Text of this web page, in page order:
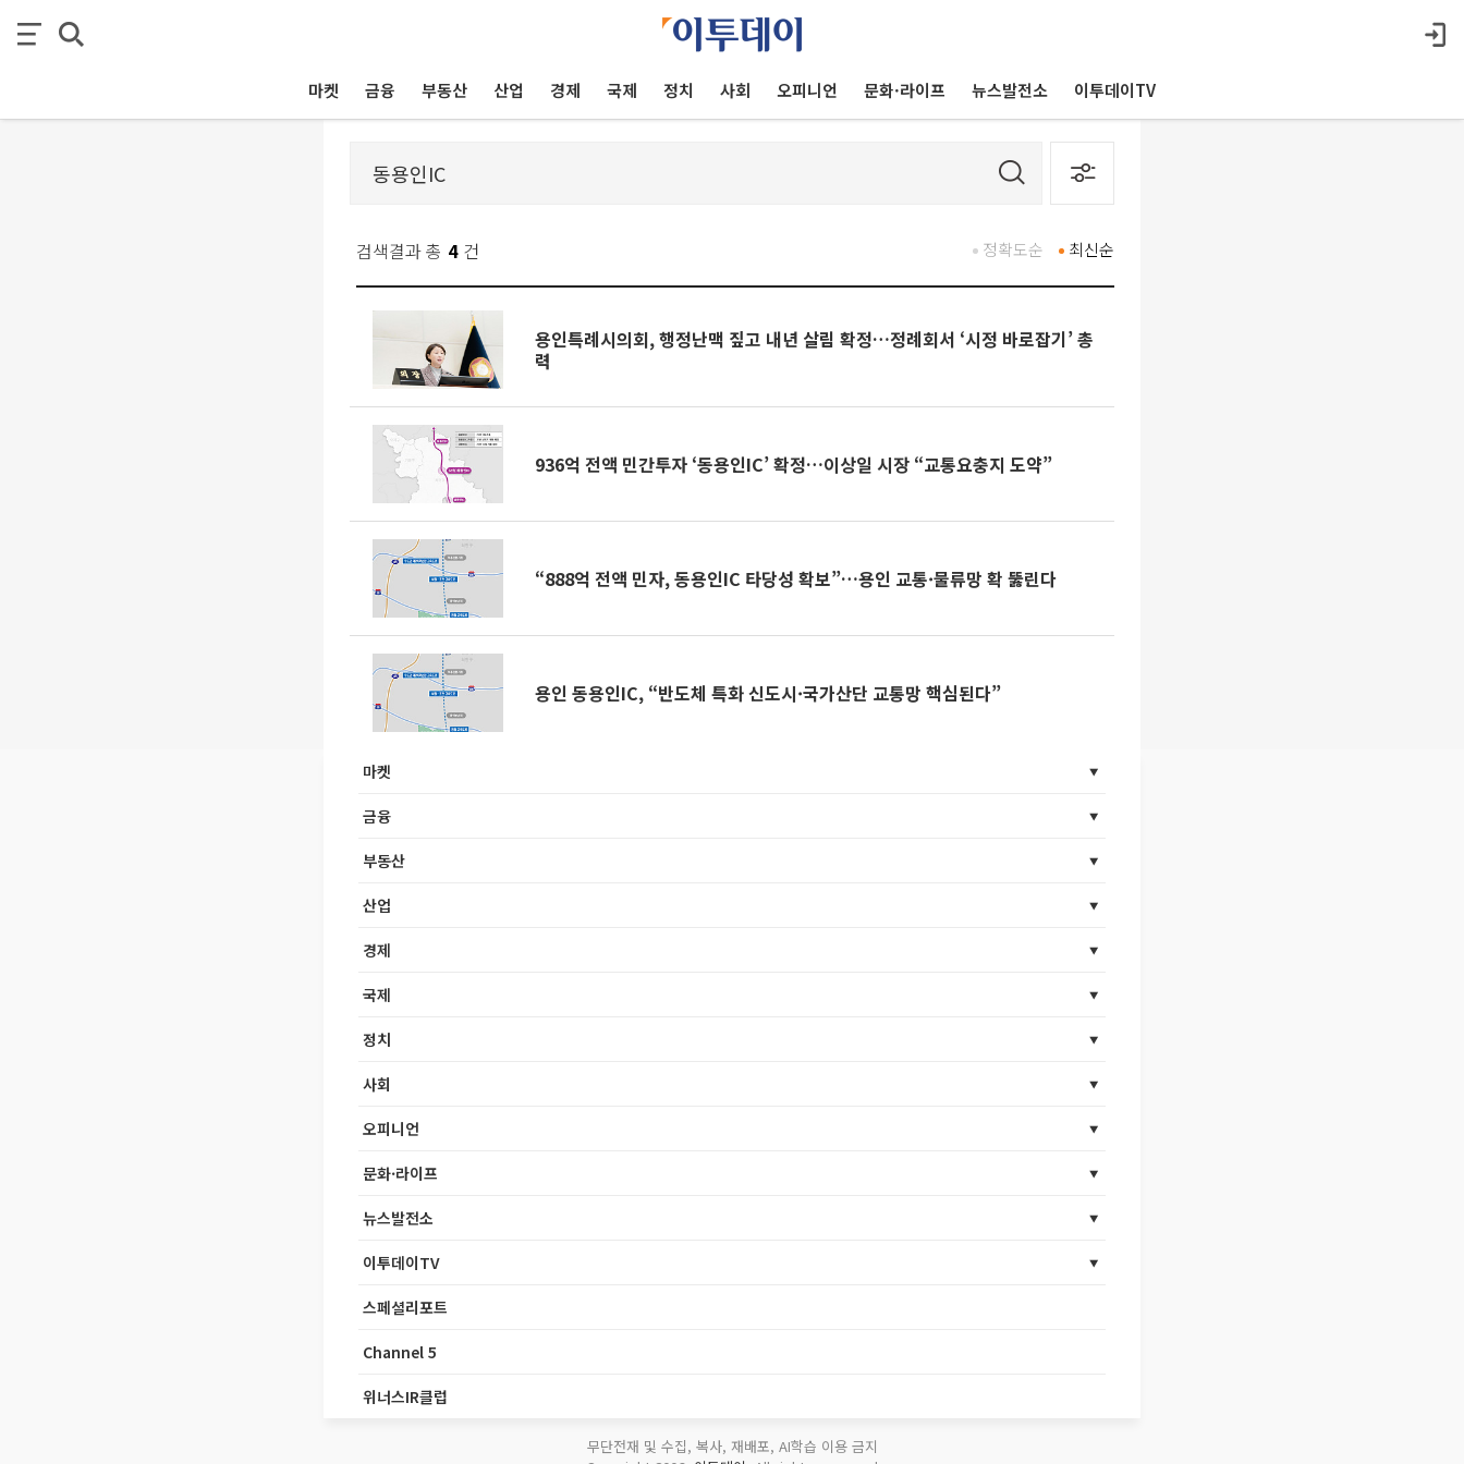
마켓 금융 부동산 산업 경제 국제 정치 사회 오피니언 문화·라이프 뉴스발전소 이투데이TV
검색결과 총 4 건 최신순
정확도순
용인특례시의회, 행정난맥 짚고 내년 살림 확정…정례회서 ‘시정 바로잡기’ 총
력
936억 전액 민간투자 ‘동용인IC’ 확정…이상일 시장 “교통요충지 도약”
“888억 전액 민자, 동용인IC 타당성 확보”…용인 교통·물류망 확 뚫린다
용인 동용인IC, “반도체 특화 신도시·국가산단 교통망 핵심된다”
마켓
금융
부동산
산업
경제
국제
정치
사회
오피니언
문화·라이프
뉴스발전소
이투데이TV
스페셜리포트
Channel 5
위너스IR클럽
무단전재 및 수집, 복사, 재배포, AI학습 이용 금지